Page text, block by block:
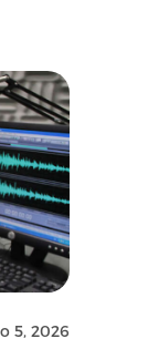
5, 2026